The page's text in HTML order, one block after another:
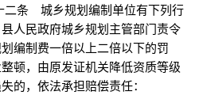
条 城乡规划编制单位有下列行
人民政府城乡规划主管部门责令
编制费一倍以上二倍以下的罚
顿，由原发证机关降低资质等级
失的，依法承担赔偿责任：